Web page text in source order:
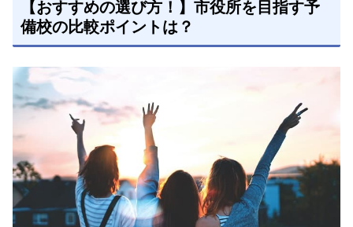
【おすすめの選び方！】市役所を目指す予
備校の比較ポイントは？